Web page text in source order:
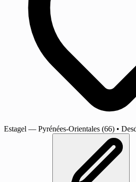
Estagel — Pyrénées-Orientales (66) •